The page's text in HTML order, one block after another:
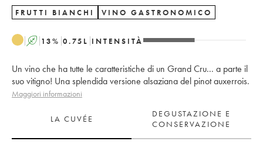
FRUTTI BIANCHI VINO GASTRONOMICO
A 13% 0.75 L INTENSITÀ
Un vino che ha tutte le caratteristiche di un Grand Cru... a parte il
suo vitigno! Una splendida versione alsaziana del pinot auxerrois.
Maggiori informazioni
LA CUVÉE
DEGUSTAZIONE E
CONSERVAZIONE